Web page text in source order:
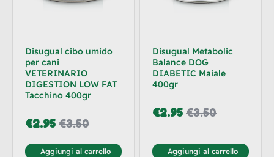
Disugual cibo umido
per cani
VETERINARIO
DIGESTION LOW FAT
Tacchino 400gr
€3.50
€2.95
Aggiungi al carrello
Disugual Metabolic
Balance DOG
DIABETIC Maiale
400gr
€3.50
€2.95
Aggiungi al carrello